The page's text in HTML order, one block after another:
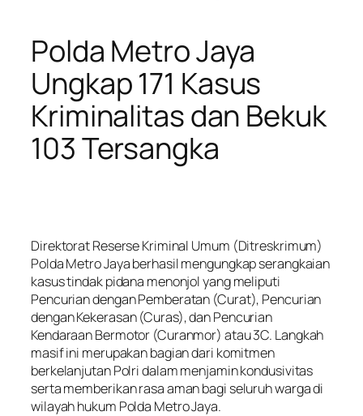
Polda Metro Jaya
Ungkap 171 Kasus
Kriminalitas dan Bekuk
103 Tersangka
Direktorat Reserse Kriminal Umum (Ditreskrimum)
Polda Metro Jaya berhasil mengungkap serangkaian
kasus tindak pidana menonjol yang meliputi
Pencurian dengan Pemberatan (Curat), Pencurian
dengan Kekerasan (Curas), dan Pencurian
Kendaraan Bermotor (Curanmor) atau 3C. Langkah
masif ini merupakan bagian dari komitmen
berkelanjutan Polri dalam menjamin kondusivitas
serta memberikan rasa aman bagi seluruh warga di
wilayah hukum Polda Metro Jaya.